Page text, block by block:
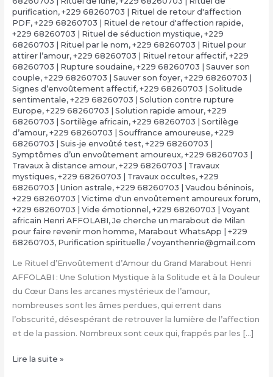
purification, +229 68260703 | Rituel de retour d'affection
PDF, +229 68260703 | Rituel de retour d'affection rapide,
+229 68260703 | Rituel de séduction mystique, +229
68260703 | Rituel par le nom, +229 68260703 | Rituel pour
attirer l’amour, +229 68260703 | Rituel retour affectif, +229
68260703 | Rupture soudaine, +229 68260703 | Sauver son
couple, +229 68260703 | Sauver son foyer, +229 68260703 |
Signes d’envoûtement affectif, +229 68260703 | Solitude
sentimentale, +229 68260703 | Solution contre rupture
Europe, +229 68260703 | Solution rapide amour, +229
68260703 | Sortilège africain, +229 68260703 | Sortilège
d’amour, +229 68260703 | Souffrance amoureuse, +229
68260703 | Suis-je envoûté test, +229 68260703 |
Symptômes d’un envoûtement amoureux, +229 68260703 |
Travaux à distance amour, +229 68260703 | Travaux
mystiques, +229 68260703 | Travaux occultes, +229
68260703 | Union astrale, +229 68260703 | Vaudou béninois,
+229 68260703 | Victime d'un envoûtement amoureux forum,
+229 68260703 | Vide émotionnel , +229 68260703 | Voyant
africain Henri AFFOLABI, Je cherche un marabout de Milan
pour faire revenir mon homme, Marabout WhatsApp | +229
68260703, Purification spirituelle /voyanthenrie@gmail.com
Le Rituel d’Envoûtement d’Amour du Grand Marabout Henri
AFFOLABI : Une Solution Mystique à la Solitude et à la Douleur
du Cœur Dans les arcanes mystérieux de l’amour,
nombreuses sont les âmes perdues, qui errent dans
l’obscurité, désespérant de retrouver la lumière de l’affection
et de la passion. Nombreux sont ceux qui, frappés par les […]
Rituel
Lire la suite »